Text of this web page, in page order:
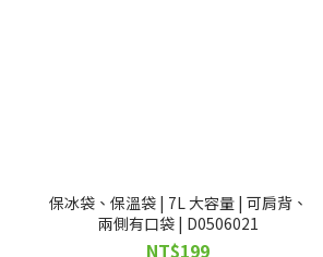
保冰袋、保溫袋 | 7L 大容量 | 可肩背、
兩側有口袋 | D0506021
NT$199